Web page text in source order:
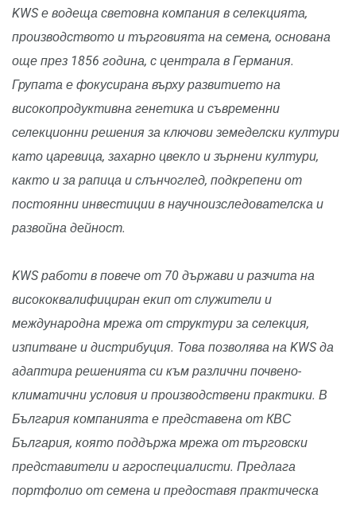
KWS е водеща световна компания в селекцията,
производството и търговията на семена, основана
още през 1856 година, с централа в Германия.
Групата е фокусирана върху развитието на
високопродуктивна генетика и съвременни
селекционни решения за ключови земеделски култури
като царевица, захарно цвекло и зърнени култури,
както и за рапица и слънчоглед, подкрепени от
постоянни инвестиции в научноизследователска и
развойна дейност.
KWS работи в повече от 70 държави и разчита на
висококвалифициран екип от служители и
международна мрежа от структури за селекция,
изпитване и дистрибуция. Това позволява на KWS да
адаптира решенията си към различни почвено-
климатични условия и производствени практики. В
България компанията е представена от КВС
България, която поддържа мрежа от търговски
представители и агроспециалисти. Предлага
портфолио от семена и предоставя практическа